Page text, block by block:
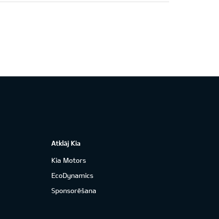
Atklāj Kia
Kia Motors
EcoDynamics
Sponsorēšana